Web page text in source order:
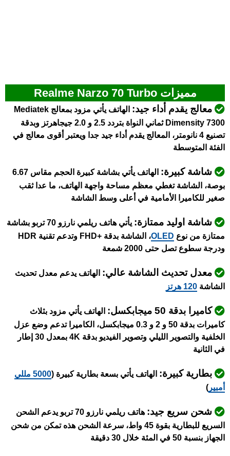
مميزات Realme Narzo 70 Turbo
معالج يقدم أداء جيد:
الهاتف يأتي مزود بمعالج Mediatek
Dimensity 7300 ثماني النواة بتردد 2.5 و 2.0 جيجاهرتز وبدقة
تصنيع 4 نانومتر، المعالج يقدم أداء جيد جدا ويعتبر أقوى معالج في
الفئة المتوسطة
شاشة كبيرة:
الهاتف يأتي بشاشة كبيرة الحجم مقاس 6.67
بوصة، الشاشة تغطي معظم مساحة واجهة الهاتف، ما عدا ثقب
صغير للكاميرا الأمامية في أعلى وسط الشاشة
شاشة اوليد ممتازة:
يأتي هاتف ريلمي نارزو 70 تربو بشاشة
ممتازة من نوع OLED
، الشاشة بدقة +FHD وتدعم تقنية HDR
ودرجة سطوع تصل حتى 2000 شمعة
معدل تحديث الشاشة عالي: الهاتف يدعم معدل تحديث
الشاشة 120 هرتز
كاميرا بدقة 50 ميجابكسل:
الهاتف يأتي مزود بثلاث
كاميرات بدقة 50 و
2 و 0.3 ميجابكسل، الكاميرا تدعم وضع عزل
الخلفية والتصوير الليلي وتصوير الفيديو بدقة 4K بمعدل 30 إطار
في الثانية
بطارية كبيرة: الهاتف يأتي بسعة بطارية كبيرة (
5000 مللي
أمبير )
شحن سريع جيد:
هاتف ريلمي نارزو 70 تربو يدعم الشحن
السريع للبطارية بقوة 45 واط، سرعة الشحن هذه تمكن من شحن
الجهاز بنسبة 50 في المئة خلال 30 دقيقة